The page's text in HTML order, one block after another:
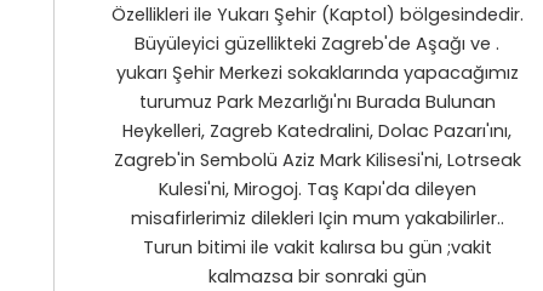
Özellikleri ile Yukarı Şehir (Kaptol) bölgesindedir.
Büyüleyici güzellikteki Zagreb'de Aşağı ve .
yukarı Şehir Merkezi sokaklarında yapacağımız
turumuz Park Mezarlığı'nı Burada Bulunan
Heykelleri, Zagreb Katedralini, Dolac Pazarı'ını,
Zagreb'in Sembolü Aziz Mark Kilisesi'ni, Lotrseak
Kulesi'ni, Mirogoj. Taş Kapı'da dileyen
misafirlerimiz dilekleri Için mum yakabilirler..
Turun bitimi ile vakit kalırsa bu gün ;vakit
kalmazsa bir sonraki gün